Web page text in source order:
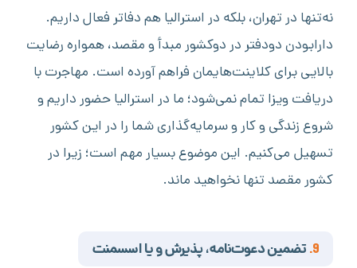
نه‌تنها در تهران، بلکه در استرالیا هم دفاتر فعال داریم.
دارابودن دودفتر در دوکشور مبدأ و مقصد، همواره رضایت
بالایی برای کلاینت‌هایمان فراهم آورده است. مهاجرت با
دریافت ویزا تمام نمی‌شود؛ ما در استرالیا حضور داریم و
شروع زندگی و کار و سرمایه‌گذاری شما را در این کشور
تسهیل می‌کنیم. این موضوع بسیار مهم است؛ زیرا در
کشور مقصد تنها نخواهید ماند.
9. تضمین دعوت‌نامه، پذیرش و یا اسسمنت